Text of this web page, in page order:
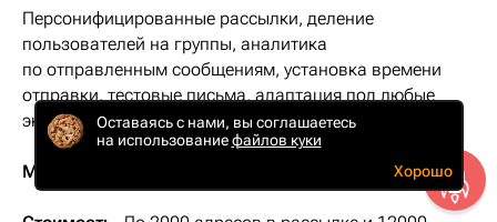
Персонифицированные рассылки, деление
пользователей на группы, аналитика
по отправленным сообщениям, установка времени
отправки, тестовые письма, адаптация под любые
экраны и вообще много ништяков.
Минусы.
Оставаясь с нами, вы соглашаетесь
на использованиефайлов куки
Хорошо